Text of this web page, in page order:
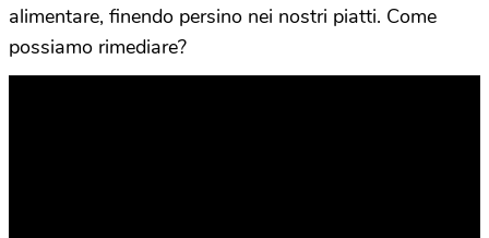
alimentare, finendo persino nei nostri piatti. Come
possiamo rimediare?